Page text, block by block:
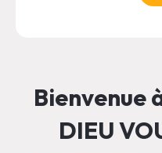
Bienvenue
DIEU